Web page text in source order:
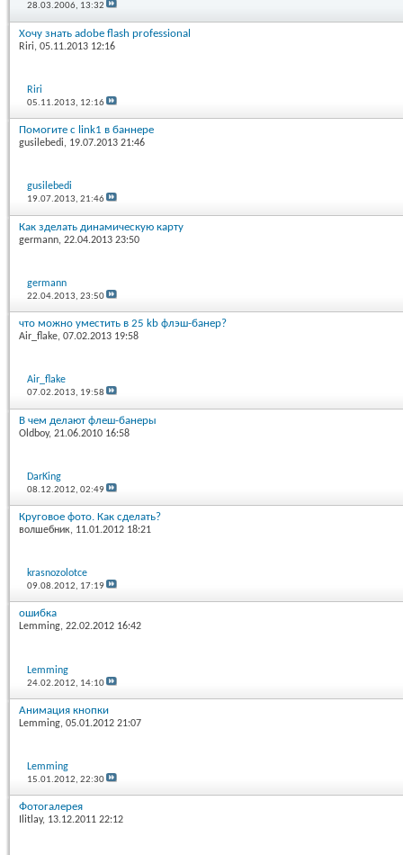
28.03.2006, 13:32
Хочу знать adobe flash professional
Riri, 05.11.2013 12:16
Riri
05.11.2013, 12:16
Помогите с link1 в баннере
gusilebedi, 19.07.2013 21:46
gusilebedi
19.07.2013,21:46
Как зделать динамическую карту
germann, 22.04.2013 23:50
germann
22.04.2013,23:50
что можно уместить в 25 kb флэш-банер?
Air_flake, 07.02.2013 19:58
Air_flake
07.02.2013, 19:58
В чем делают флеш-банеры
Oldboy, 21.06.2010 16:58
DarKing
08.12.2012,02:49
Круговое фото. Как сделать?
волшебник, 11.01.2012 18:21
krasnozolotce
09.08.2012, 17:19
ошибка
Lemming, 22.02.2012 16:42
Lemming
24.02.2012, 14:10
Анимация кнопки
Lemming, 05.01.2012 21:07
Lemming
15.01.2012,22:30
Фотогалерея
Ilitlay, 13.12.2011 22:12